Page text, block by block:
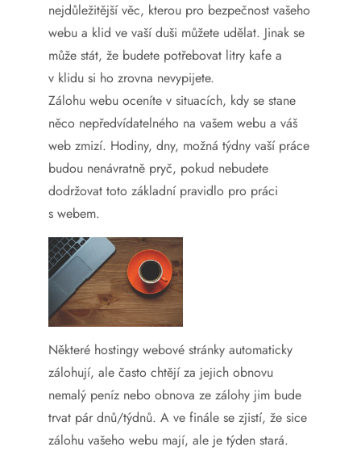
nejdůležitější věc, kterou pro bezpečnost vašeho
webu a klid ve vaší duši můžete udělat. Jinak se
může stát, že budete potřebovat litry kafe a
v klidu si ho zrovna nevypijete.
Zálohu webu oceníte v situacích, kdy se stane
něco nepředvídatelného na vašem webu a váš
web zmizí. Hodiny, dny, možná týdny vaší práce
budou nenávratně pryč, pokud nebudete
dodržovat toto základní pravidlo pro práci
s webem.
Některé hostingy webové stránky automaticky
zálohují, ale často chtějí za jejich obnovu
nemalý peníz nebo obnova ze zálohy jim bude
trvat pár dnů/týdnů. A ve finále se zjistí, že sice
zálohu vašeho webu mají, ale je týden stará.